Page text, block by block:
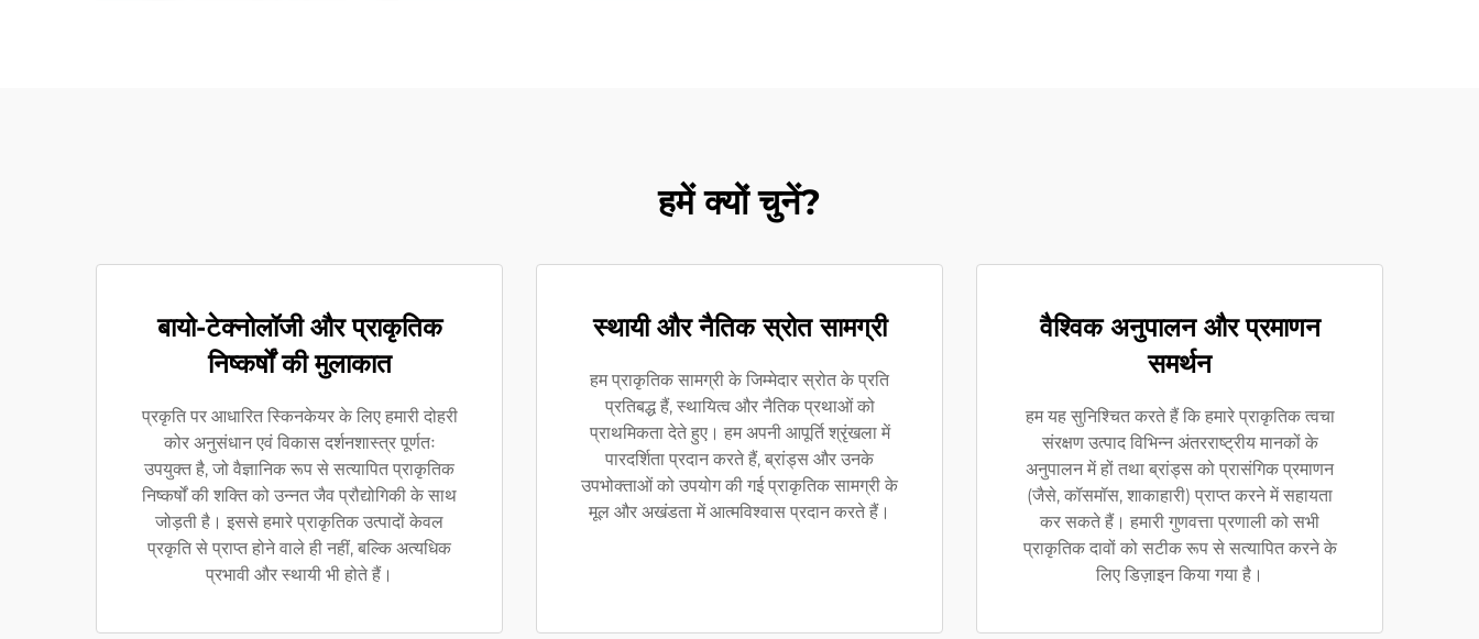
हमें क्यों चुनें?
बायो-टेक्नोलॉजी और प्राकृतिक
निष्कर्षों की मुलाकात
प्रकृति पर आधारित स्किनकेयर के लिए हमारी दोहरी
कोर अनुसंधान एवं विकास दर्शनशास्त्र पूर्णतः
उपयुक्त है, जो वैज्ञानिक रूप से सत्यापित प्राकृतिक
निष्कर्षों की शक्ति को उन्नत जैव प्रौद्योगिकी के साथ
जोड़ती है। इससे हमारे प्राकृतिक उत्पादों केवल
प्रकृति से प्राप्त होने वाले ही नहीं, बल्कि अत्यधिक
प्रभावी और स्थायी भी होते हैं।
स्थायी और नैतिक स्रोत सामग्री
हम प्राकृतिक सामग्री के जिम्मेदार स्रोत के प्रति
प्रतिबद्ध हैं, स्थायित्व और नैतिक प्रथाओं को
प्राथमिकता देते हुए। हम अपनी आपूर्ति श्रृंखला में
पारदर्शिता प्रदान करते हैं, ब्रांड्स और उनके
उपभोक्ताओं को उपयोग की गई प्राकृतिक सामग्री के
मूल और अखंडता में आत्मविश्वास प्रदान करते हैं।
वैश्विक अनुपालन और प्रमाणन
समर्थन
हम यह सुनिश्चित करते हैं कि हमारे प्राकृतिक त्वचा
संरक्षण उत्पाद विभिन्न अंतरराष्ट्रीय मानकों के
अनुपालन में हों तथा ब्रांड्स को प्रासंगिक प्रमाणन
(जैसे, कॉसमॉस, शाकाहारी) प्राप्त करने में सहायता
कर सकते हैं। हमारी गुणवत्ता प्रणाली को सभी
प्राकृतिक दावों को सटीक रूप से सत्यापित करने के
लिए डिज़ाइन किया गया है।